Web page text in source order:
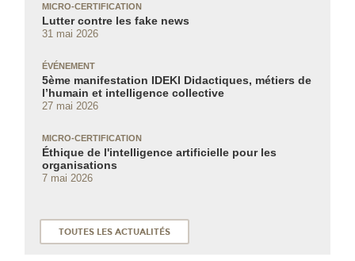
MICRO-CERTIFICATION
Lutter contre les fake news
31 mai 2026
ÉVÉNEMENT
5ème manifestation IDEKI Didactiques, métiers de
l’humain et intelligence collective
27 mai 2026
MICRO-CERTIFICATION
Éthique de l'intelligence artificielle pour les
organisations
7 mai 2026
TOUTES LES ACTUALITÉS